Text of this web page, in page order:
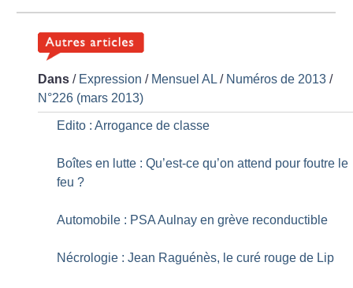
Dans / Expression / Mensuel AL / Numéros de 2013 /
N°226 (mars 2013)
Edito : Arrogance de classe
Boîtes en lutte : Qu’est-ce qu’on attend pour foutre le
feu ?
Automobile : PSA Aulnay en grève reconductible
Nécrologie : Jean Raguénès, le curé rouge de Lip